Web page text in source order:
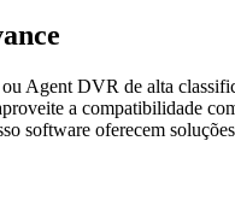
Agent DVR de alta
a compatibilidade
software oferecem